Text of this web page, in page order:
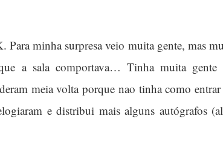
Para minha surpresa veio muita gente, mas
a sala comportava… Tinha muita gente
meia volta porque nao tinha como
e distribui mais alguns autógrafos